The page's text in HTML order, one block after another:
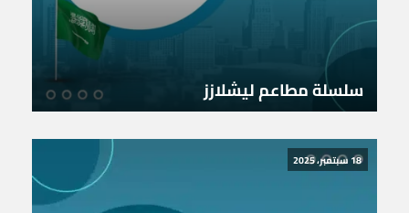
سلسلة مطاعم ليشلازز
18 سبتمبر، 2025